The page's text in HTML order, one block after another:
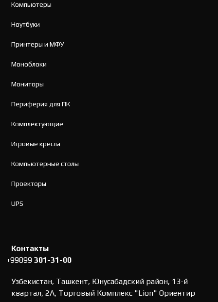
Компьютеры
Ноутбуки
Принтеры и МФУ
Моноблоки
Мониторы
Периферия для ПК
Комплектующие
Игровые кресла
Компьютерные столы
Проекторы
UPS
Контакты
+99899301-31-00
Узбекистан, Ташкент, Юнусабадский район, 13-й
квартал, 2А, Торговый Комплекс "Lion" Ориентир